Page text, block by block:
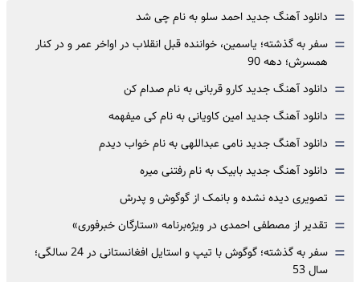
= دانلود آهنگ جدید احمد سلو به نام چی شد
= سفر به گذشته؛ یاسمین، خواننده قبل انقلاب در اواخر عمر و در کنار
همسرش؛ دهه 90
= دانلود آهنگ جدید کارو قربانی به نام صدام کن
= دانلود آهنگ جدید امین کاویانی به نام کی میفهمه
= دانلود آهنگ جدید نامی عبداللهی به نام خواب دیدم
= دانلود آهنگ جدید بابیک به نام رفتنی میره
= تصویری دیده نشده و بانمک از گوگوش و پدرش
= تقدیر از مصطفی احمدی در ویژه‌برنامه «ستارگان خبرفوری»
=
سفر به گذشته؛ گوگوش با تیپ و استایل افغانستانی در 24 سالگی؛
سال 53